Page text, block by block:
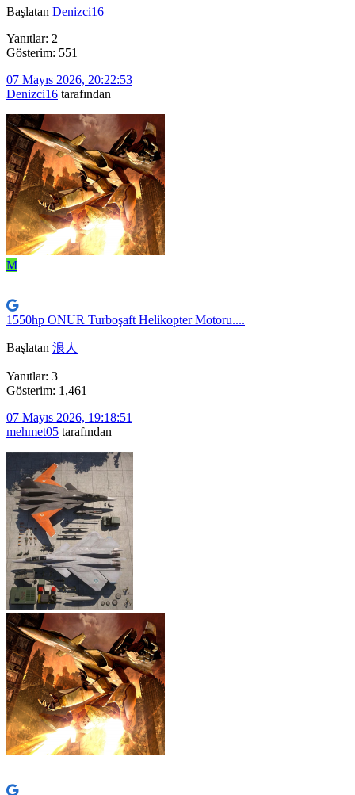
Başlatan Denizci16
Yanıtlar: 2
Gösterim: 551
07 Mayıs 2026, 20:22:53
Denizci16 tarafından
M
1550hp ONUR Turboşaft Helikopter Motoru....
Başlatan 浪人
Yanıtlar: 3
Gösterim: 1,461
07 Mayıs 2026, 19:18:51
mehmet05 tarafından